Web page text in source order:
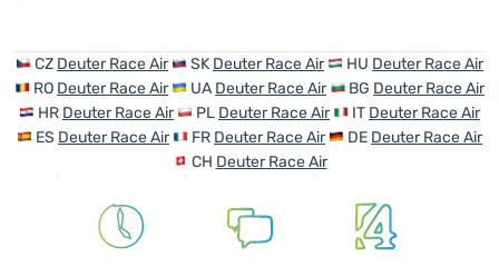
CZ Deuter Race Air SK Deuter Race Air HU Deuter Race Air
RO Deuter Race Air UA Deuter Race Air BG Deuter Race Air
HR Deuter Race Air PL Deuter Race Air IT Deuter Race Air
ES Deuter Race Air FR Deuter Race Air DE Deuter Race Air
CH Deuter Race Air